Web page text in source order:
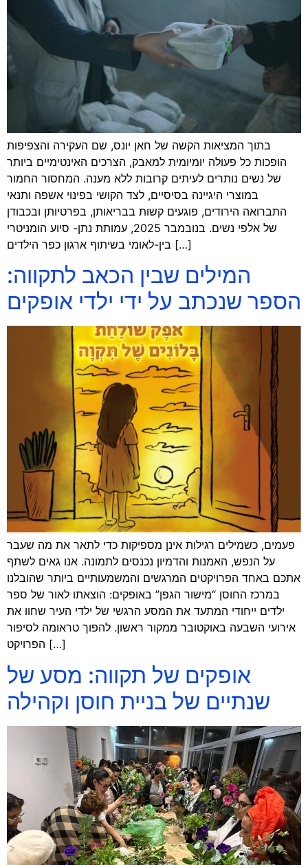
בתוך המציאות הקשה של חאן יונס, שם העקירה והצפיפות
הופכות כל פעולה יומיומית למאבק, הצרכים האינטימיים ביותר
של נשים נותרים לעיתים קרובות ללא מענה. המחסור החמור
במוצרי היגיינה בסיסיים, לצד הקושי בפינוי אשפה ותנאי
התברואה הירודים, פוגעים קשות בבריאותן, בפרטיותן ובכבודן
של אלפי נשים. בנובמבר 2025, עמותת נתן- סיוע הומניטרי
בין-לאומי בשיתוף ארגון כפר הילדים […]
המילים שבין הכאב לתקווה:
הספר שנכתב על ידי ילדי אופקים
פעמים, כשמילים רגילות אינן מספיקות כדי לתאר את מה שעבר
על הנפש, האמנות והדמיון נכנסים לתמונה. אנו גאים לשתף
אתכם באחד הפרויקטים המרגשים והמשמעותיים ביותר שהובלנו
במרכז החוסן “מישור הגפן” באופקים: הוצאתו לאור של ספר
ילדים ייחודי המתעד את המסע הרגשי של ילדי העיר שחוו את
אירועי השבעה באוקטובר ממקור ראשון. להפוך טראומה לסיפור
הפרויקט […]
אופקים של תקווה: מסע של
שנתיים של בניית חוסן וקהילה